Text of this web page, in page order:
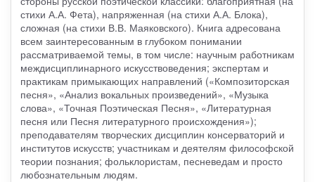
стихи А.А. Фета), напряженная (на стихи А.А. Блока),
сложная (на стихи В.В. Маяковского). Книга адресована
всем заинтересованным в глубоком понимании
рассматриваемой темы, в том числе: научным работникам
междисциплинарного искусствоведения; экспертам и
практикам примыкающих направлений («Композиторская
песня», «Анализ вокальных произведений», «Музыка
слова», «Точная Поэтическая Песня», «Литературная
песня или Песня литературного происхождения»);
преподавателям творческих дисциплин консерваторий и
институтов искусств; участникам и деятелям философской
теории познания; фольклористам, песневедам и просто
любознательным людям.